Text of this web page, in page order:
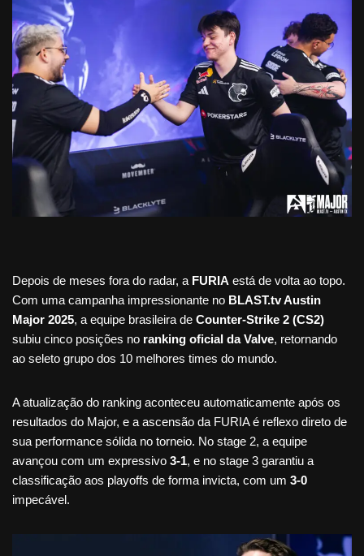
Depois de meses fora do radar, a FURIA está de volta ao topo.
Com uma campanha impressionante no BLAST.tv Austin
Major 2025, a equipe brasileira de Counter-Strike 2 (CS2)
subiu cinco posições no ranking oficial da Valve, retornando
ao seleto grupo dos 10 melhores times do mundo.
A atualização do ranking aconteceu automaticamente após os
resultados do Major, e a ascensão da FURIA é reflexo direto de
sua performance sólida no torneio. No stage 2, a equipe
avançou com um expressivo 3-1, e no stage 3 garantiu a
classificação aos playoffs de forma invicta, com um 3-0
impecável.